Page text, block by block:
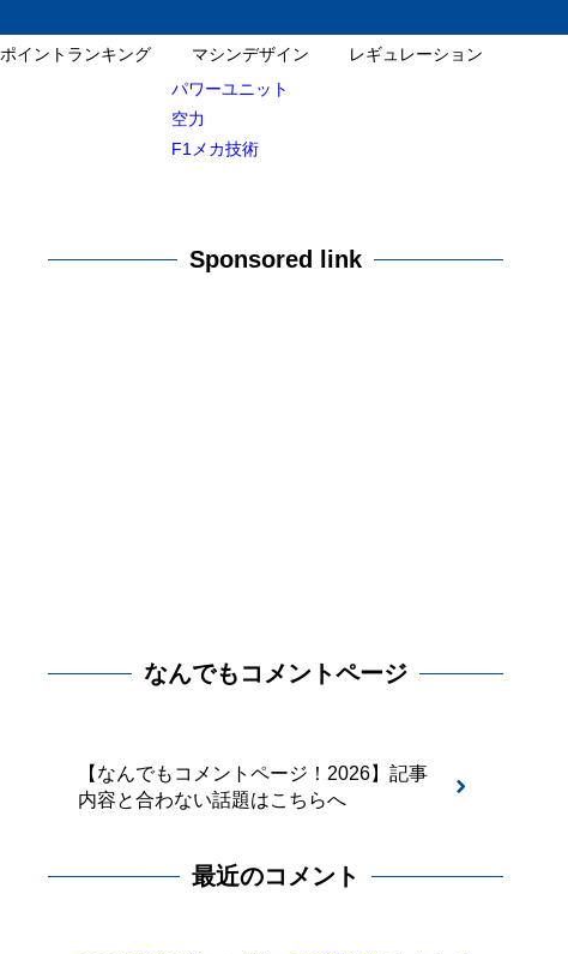
ポイントランキング
マシンデザイン
パワーユニット
空力
F1メカ技術
レギュレーション
Sponsored link
なんでもコメントページ
【なんでもコメントページ！2026】記事
内容と合わない話題はこちらへ
最近のコメント